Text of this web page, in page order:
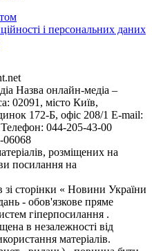
і персональних даних
Назва онлайн-медіа –
02091, місто Київ,
172-Б, офіс 208/1 E-mail:
Телефон: 044-205-43-00
06068
розміщених на
посилання на
зі сторінки « Новини України
- обов'язкове пряме
гіперпосилання .
в незалежності від
матеріалів.